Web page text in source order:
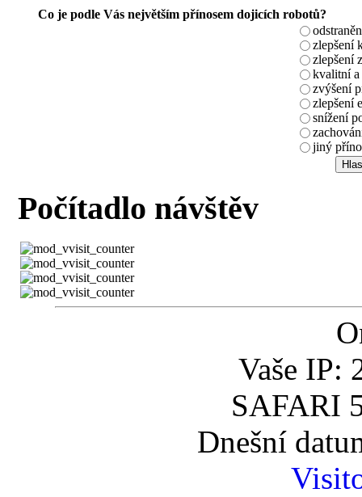
Co je podle Vás největším přínosem dojicích robotů?
zlepšení
zlepšení
kvalitní a
zvýšení
zlepšení
snížení
jiný
Počítadlo návštěv
Vaše IP:
SAFARI
Dnešní